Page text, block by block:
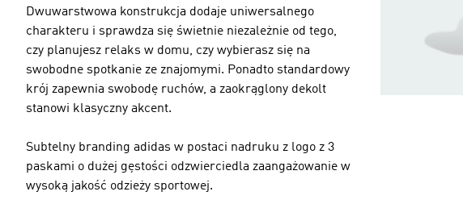
Dwuwarstwowa konstrukcja dodaje uniwersalnego
charakteru i sprawdza się świetnie niezależnie od tego,
czy planujesz relaks w domu, czy wybierasz się na
swobodne spotkanie ze znajomymi. Ponadto standardowy
krój zapewnia swobodę ruchów, a zaokrąglony dekolt
stanowi klasyczny akcent.
Subtelny branding adidas w postaci nadruku z logo z 3
paskami o dużej gęstości odzwierciedla zaangażowanie w
wysoką jakość odzieży sportowej.